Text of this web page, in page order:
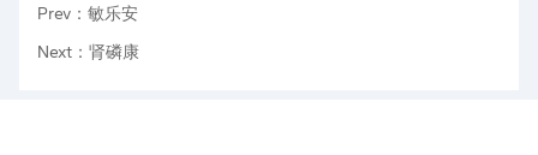
Prev：敏乐安
Next：肾磷康